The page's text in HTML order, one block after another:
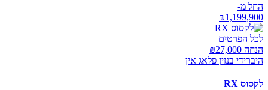
החל מ-
₪1,199,900
לכל הפרטים
הנחה ₪ 27,000
היברידי בנזין פלאג אין
לקסוס RX